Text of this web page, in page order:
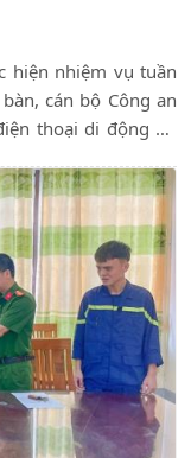
hiện nhiệm vụ tuần
cán bộ Công an
thoại di động do